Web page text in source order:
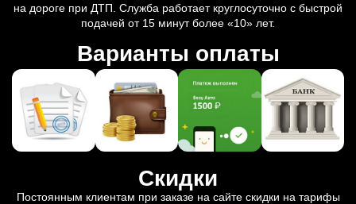
на дороге при ДТП. Служба работает круглосуточно с быстрой
подачей от 15 минут более «10» лет.
Варианты оплаты
Скидки
Постоянным клиентам при заказе на сайте скидки на тарифы